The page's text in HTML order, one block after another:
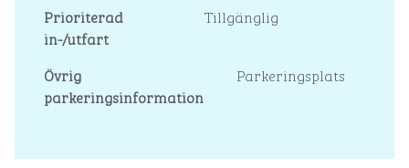
Prioriterad
in-/utfart
Tillgänglig
Övrig
parkeringsinformation
Parkeringsplats